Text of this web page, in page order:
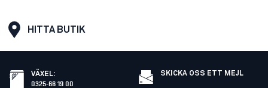
HITTA BUTIK
VÄXEL:
0325-66 19 00
SKICKA OSS ETT MEJL